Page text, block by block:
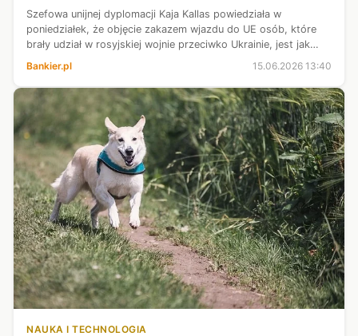
Szefowa unijnej dyplomacji Kaja Kallas powiedziała w
poniedziałek, że objęcie zakazem wjazdu do UE osób, które
brały udział w rosyjskiej wojnie przeciwko Ukrainie, jest jak
najbardziej wykonalne. Szef MSZ Estonii Margus Tsahkna
powiadomił, że chodzi ...
Bankier.pl 15.06.2026 13:40
NAUKA I TECHNOLOGIA